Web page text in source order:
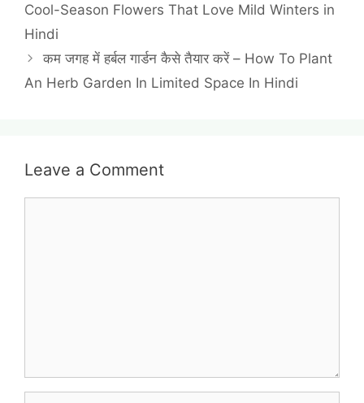
Cool-Season Flowers That Love Mild Winters in
Hindi
कम जगह में हर्बल गार्डन कैसे तैयार करें – How To Plant
An Herb Garden In Limited Space In Hindi
Leave a Comment